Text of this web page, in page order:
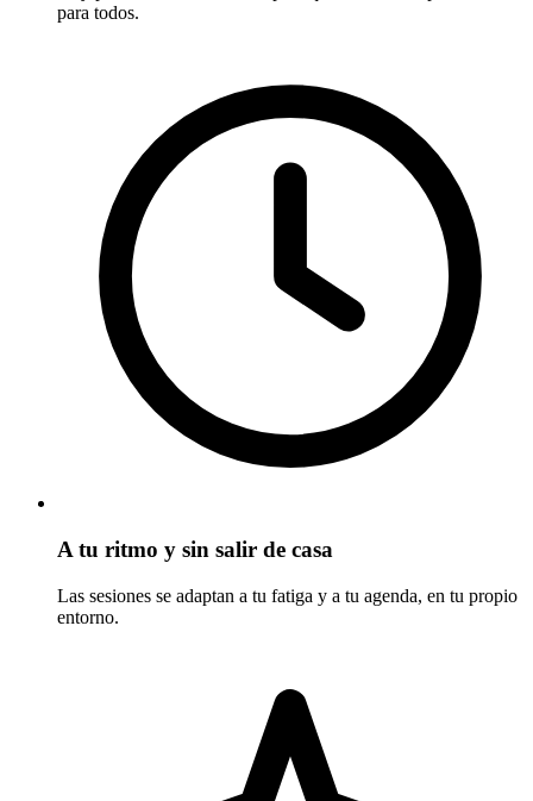
para todos.
A tu ritmo y sin salir de casa
Las sesiones se adaptan a tu fatiga y a tu agenda, en tu propio
entorno.